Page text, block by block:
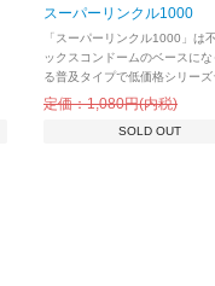
スーパーリンクル1000
「スーパーリンクル1000」は
ックスコンドームのベースに
る普及タイプで低価格シリー
定価：1,080円(内税)
SOLD OUT